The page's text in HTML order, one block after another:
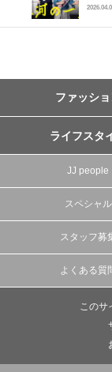
ファッシ
ライフスタ
JJ people
スペシャル
スタッフ募
よくある質
このサ